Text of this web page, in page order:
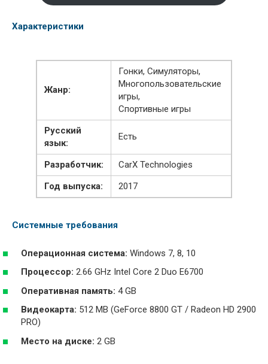
Характеристики
Жанр:
Гонки, Cимуляторы,
Многопользовательские
игры,
Спортивные игры
Русский
язык:
Есть
Разработчик:
CarX Technologies
Год выпуска:
2017
Системные требования
Операционная система: Windows 7, 8, 10
Процессор: 2.66 GHz Intel Core 2 Duo E6700
Оперативная память: 4 GB
Видеокарта: 512 MB (GeForce 8800 GT / Radeon HD 2900
PRO)
Место на диске: 2 GB